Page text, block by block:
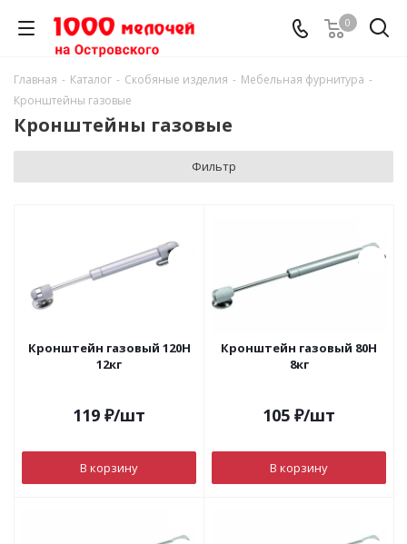
0
Главная - Каталог - Скобяные изделия - Мебельная фурнитура -
Кронштейны газовые
Кронштейны газовые
Фильтр
Кронштейн газовый 120Н
12кг
119 ₽/шт
В корзину
Кронштейн газовый 80Н
8кг
105 ₽/шт
В корзину